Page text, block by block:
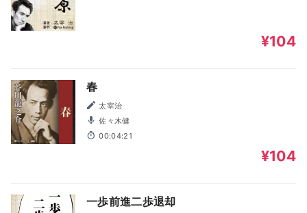
¥104
春
太宰治
佐々木健
00:04:21
¥104
一歩前進二歩退却